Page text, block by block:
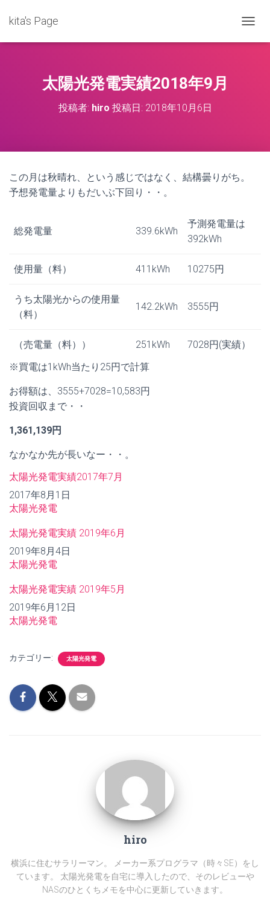
kita's Page
ビ
太陽光発電実績2018年9月
投稿者: hiro 投稿日: 2018年10月6日
この月は秋晴れ、という感じではなく、結構曇りがち。
予想発電量よりもだいぶ下回り・・。
総発電量 339.6kWh
予測発電量は
392kWh
使用量（料） 411kWh 10275円
うち太陽光からの使用量
（料）
142.2kWh 3555円
（売電量（料）） 251kWh
7028円(実績）
※買電は1kWh当たり25円で計算
お得額は、3555+7028=10,583円
投資回収まで・・
1,361,139円
なかなか先が長いなー・・。
太陽光発電実績2017年7月
日付
2017年8月1日
関連理由
太陽光発電
太陽光発電実績 2019年6月
日付
2019年8月4日
関連理由
太陽光発電
太陽光発電実績 2019年5月
日付
2019年6月12日
関連理由
太陽光発電
カテゴリー: 太陽光発電
hiro
横浜に住むサラリーマン。 メーカー系プログラマ（時々SE）をし
ています。 太陽光発電を自宅に導入したので、そのレビューや
NASのひとくちメモを中心に更新していきます。